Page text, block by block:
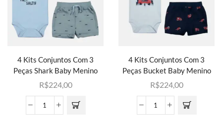
4 Kits Conjuntos Com 3
Peças Shark Baby Menino
R$224,00
4 Kits Conjuntos Com 3
Peças Bucket Baby Menino
R$224,00